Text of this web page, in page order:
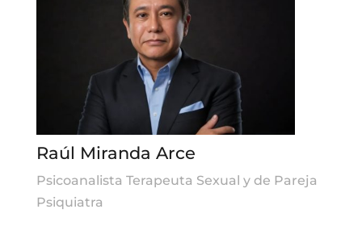
Raúl Miranda Arce
Psicoanalista Terapeuta Sexual y de Pareja
Psiquiatra